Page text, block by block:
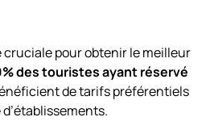
cruciale pour obtenir le meilleur
des touristes ayant réservé
de tarifs préférentiels